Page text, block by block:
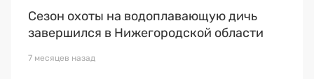
Сезон охоты на водоплавающую дичь
завершился в Нижегородской области
7 месяцев назад